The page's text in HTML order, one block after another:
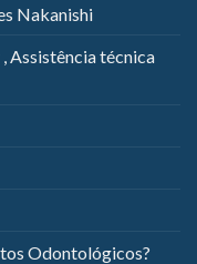
Nakanishi
Assistência técnica
Odontológicos?